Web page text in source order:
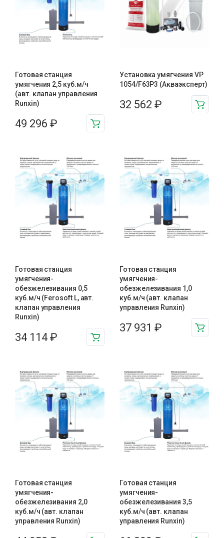
Готовая станция
умягчения 2,5 куб.м/ч
(авт. клапан управления
Runxin)
49 296 ₽
Установка умягчения VP
1054/F63P3 (Акваэксперт)
32 562 ₽
Готовая станция
умягчения-
обезжелезивания 0,5
куб.м/ч (Ferosoft L, авт.
клапан управления
Runxin)
34 114 ₽
Готовая станция
умягчения-
обезжелезивания 1,0
куб.м/ч (авт. клапан
управления Runxin)
37 931 ₽
Готовая станция
умягчения-
обезжелезивания 2,0
куб.м/ч (авт. клапан
управления Runxin)
Готовая станция
умягчения-
обезжелезивания 3,5
куб.м/ч (авт. клапан
управления Runxin)